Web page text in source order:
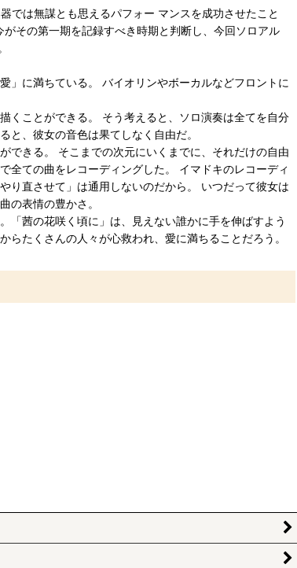
では無謀とも思えるパフォー マンスを成功させたこと
その第一期を記録すべき時期と判断し、今回ソロアル
に満ちている。 バイオリンやボーカルなどフロントに
くことができる。 そう考えると、ソロ演奏は全てを自分
、彼女の音色は果てしなく自由だ。
できる。 そこまでの次元にいくまでに、それだけの自由
全ての曲をレコーディングした。 イマドキのレコーディ
り直させて」は通用しないのだから。 いつだって彼女は
の表情の豊かさ。
「茜の花咲く頃に」は、見えない誰かに手を伸ばすよう
たくさんの人々が心救われ、愛に満ちることだろう。